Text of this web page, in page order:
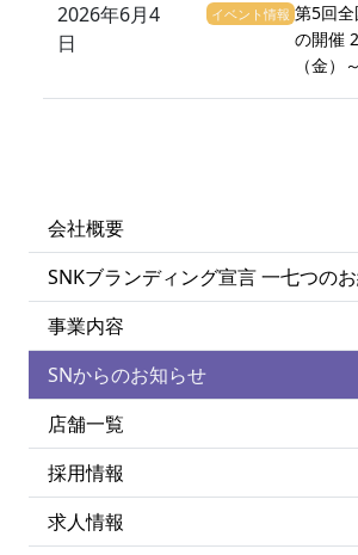
会社概要
SNKブランディング宣言 一七つの
事業内容
SNからのお知らせ
店舗一覧
採用情報
求人情報
2026年6月4
日
イベント情報 第5回
の開催
（金）